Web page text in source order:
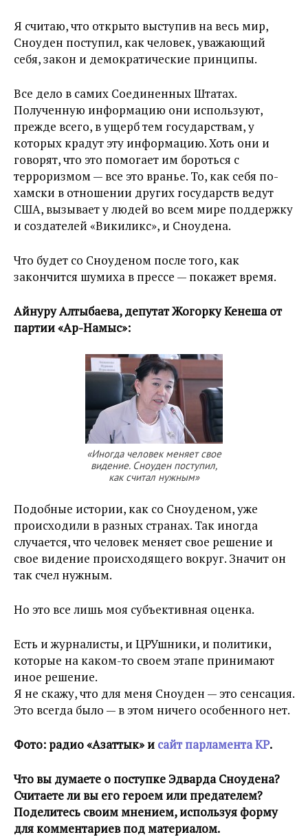
Я считаю, что открыто выступив на весь мир,
Сноуден поступил, как человек, уважающий
себя, закон и демократические принципы.
Все дело в самих Соединенных Штатах.
Полученную информацию они используют,
прежде всего, в ущерб тем государствам, у
которых крадут эту информацию. Хоть они и
говорят, что это помогает им бороться с
терроризмом — все это вранье. То, как себя по-
хамски в отношении других государств ведут
США, вызывает у людей во всем мире поддержку
и создателей «Викиликс», и Сноудена.
Что будет со Сноуденом после того, как
закончится шумиха в прессе — покажет время.
Айнуру Алтыбаева, депутат Жогорку Кенеша от
партии «Ар-Намыс»:
«Иногда человек меняет свое
видение. Сноуден поступил,
как считал нужным»
Подобные истории, как со Сноуденом, уже
происходили в разных странах. Так иногда
случается, что человек меняет свое решение и
свое видение происходящего вокруг. Значит он
так счел нужным.
Но это все лишь моя субъективная оценка.
Есть и журналисты, и ЦРУшники, и политики,
которые на каком-то своем этапе принимают
иное решение.
Я не скажу, что для меня Сноуден — это сенсация.
Это всегда было — в этом ничего особенного нет.
Фото: радио «Азаттык» и сайт парламента КР.
Что вы думаете о поступке Эдварда Сноудена?
Считаете ли вы его героем или предателем?
Поделитесь своим мнением, используя форму
для комментариев под материалом.